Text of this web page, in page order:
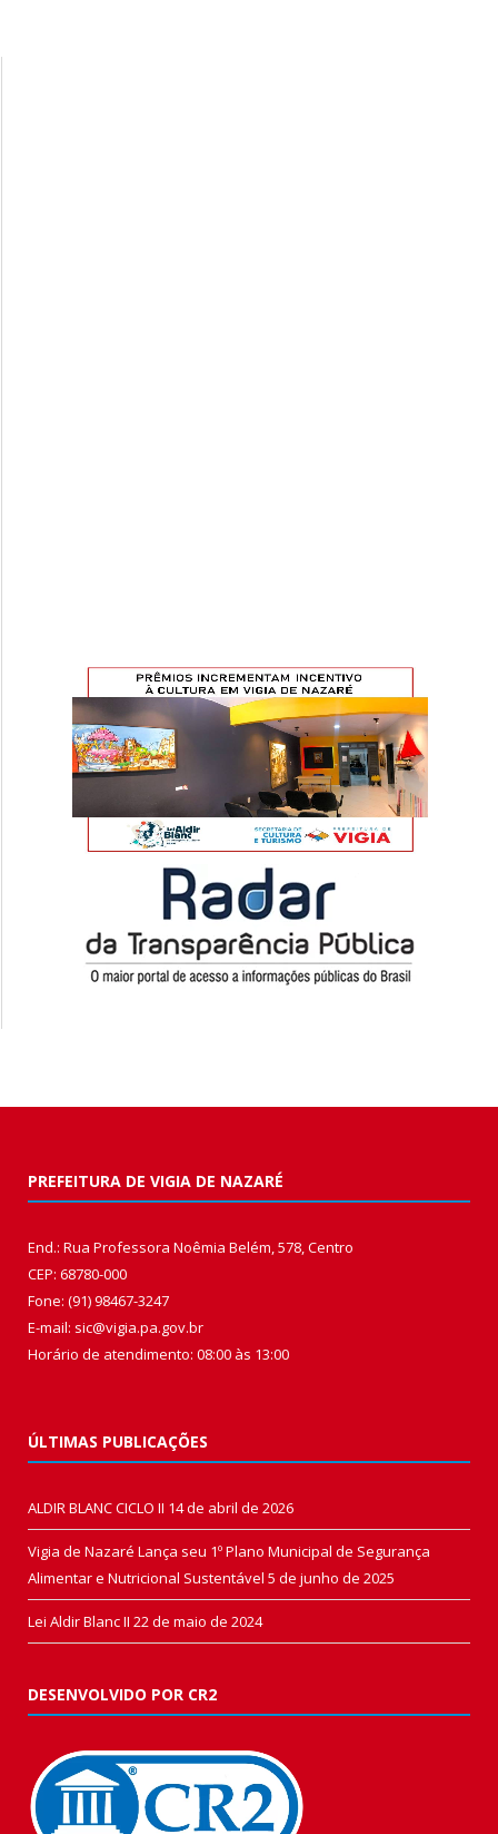
PREFEITURA DE VIGIA DE NAZARÉ
End.: Rua Professora Noêmia Belém, 578, Centro
CEP: 68780-000
Fone: (91) 98467-3247
E-mail: sic@vigia.pa.gov.br
Horário de atendimento: 08:00 às 13:00
ÚLTIMAS PUBLICAÇÕES
ALDIR BLANC CICLO II 14 de abril de 2026
Vigia de Nazaré Lança seu 1º Plano Municipal de Segurança
Alimentar e Nutricional Sustentável 5 de junho de 2025
Lei Aldir Blanc II 22 de maio de 2024
DESENVOLVIDO POR CR2